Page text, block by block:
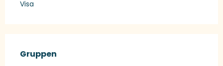
Visa
Gruppen
Gruppen